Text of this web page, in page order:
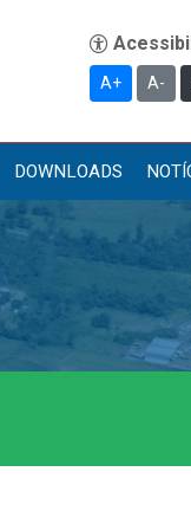
A+ A-
DOWNLOADS